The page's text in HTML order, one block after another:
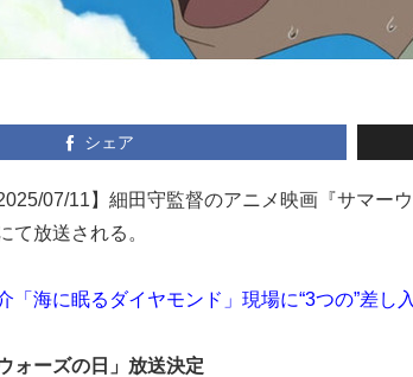
シェア
07/11】細田守監督のアニメ映画『サマ
て放送される。
「海に眠るダイヤモンド」現場に“3つの”差し
ォーズの日」放送決定